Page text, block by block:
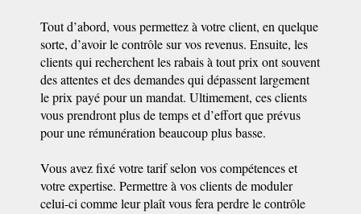
Tout d’abord, vous permettez à votre client, en quelque
sorte, d’avoir le contrôle sur vos revenus. Ensuite, les
clients qui recherchent les rabais à tout prix ont souvent
des attentes et des demandes qui dépassent largement
le prix payé pour un mandat. Ultimement, ces clients
vous prendront plus de temps et d’effort que prévus
pour une rémunération beaucoup plus basse.
Vous avez fixé votre tarif selon vos compétences et
votre expertise. Permettre à vos clients de moduler
celui-ci comme leur plaît vous fera perdre le contrôle